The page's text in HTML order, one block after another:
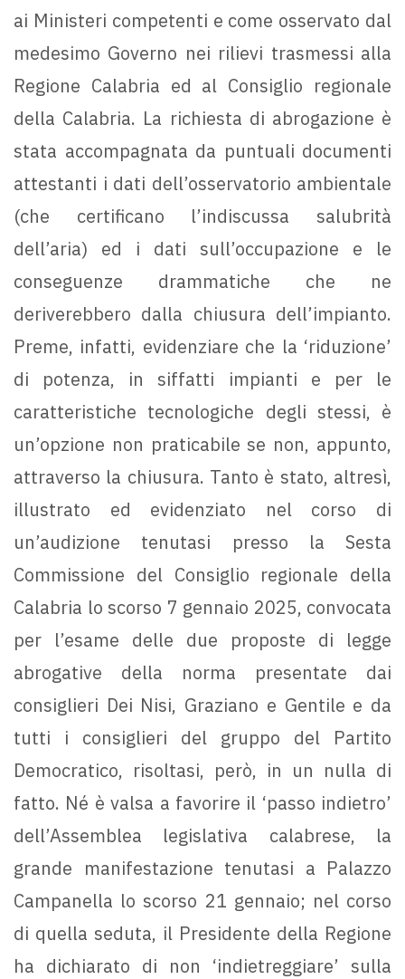
ai Ministeri competenti e come osservato dal
medesimo Governo nei rilievi trasmessi alla
Regione Calabria ed al Consiglio regionale
della Calabria. La richiesta di abrogazione è
stata accompagnata da puntuali documenti
attestanti i dati dell’osservatorio ambientale
(che certificano l’indiscussa salubrità
dell’aria) ed i dati sull’occupazione e le
conseguenze drammatiche che ne
deriverebbero dalla chiusura dell’impianto.
Preme, infatti, evidenziare che la ‘riduzione’
di potenza, in siffatti impianti e per le
caratteristiche tecnologiche degli stessi, è
un’opzione non praticabile se non, appunto,
attraverso la chiusura. Tanto è stato, altresì,
illustrato ed evidenziato nel corso di
un’audizione tenutasi presso la Sesta
Commissione del Consiglio regionale della
Calabria lo scorso 7 gennaio 2025, convocata
per l’esame delle due proposte di legge
abrogative della norma presentate dai
consiglieri Dei Nisi, Graziano e Gentile e da
tutti i consiglieri del gruppo del Partito
Democratico, risoltasi, però, in un nulla di
fatto. Né è valsa a favorire il ‘passo indietro’
dell’Assemblea legislativa calabrese, la
grande manifestazione tenutasi a Palazzo
Campanella lo scorso 21 gennaio; nel corso
di quella seduta, il Presidente della Regione
ha dichiarato di non ‘indietreggiare’ sulla